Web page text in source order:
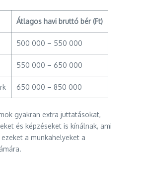
Átlagos havi bruttó bér (Ft)
500 000 – 550 000
550 000 – 650 000
650 000 – 850 000
gyakran extra juttatásokat,
és képzéseket is kínálnak, ami
a munkahelyeket a